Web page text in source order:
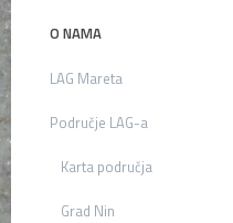
O NAMA
LAG Mareta
Područje LAG-a
Karta područja
Grad Nin